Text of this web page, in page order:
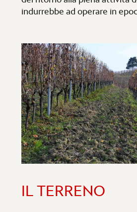
indurrebbe ad operare in
IL TERRENO